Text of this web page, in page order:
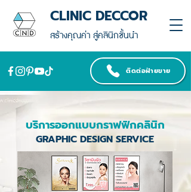
สร้างคุณค่า สู่คลินิกชั้นนำ
CLINIC DECCOR
ติดต่อฝ่ายขาย
บริการออกแบบกราฟฟิกคลินิก
GRAPHIC DESIGN SERVICE